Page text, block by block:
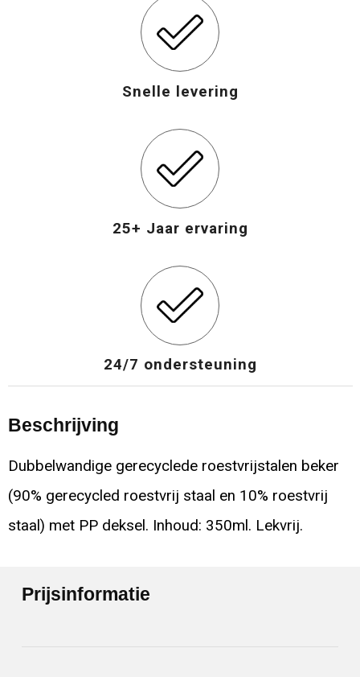
Snelle levering
25+ Jaar ervaring
24/7 ondersteuning
Beschrijving
Dubbelwandige gerecyclede roestvrijstalen beker
(90% gerecycled roestvrij staal en 10% roestvrij
staal) met PP deksel. Inhoud: 350ml. Lekvrij.
Prijsinformatie